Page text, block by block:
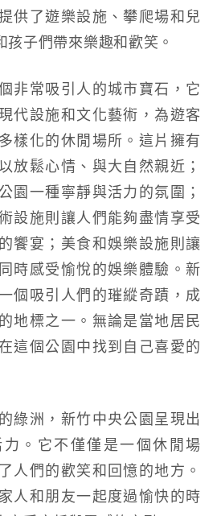
供了遊樂設施、攀爬場和兒
孩子們帶來樂趣和歡笑。
非常吸引人的城市寶石，它
代設施和文化藝術，為遊客
樣化的休閒場所。這片擁有
放鬆心情、與大自然親近；
園一種寧靜與活力的氛圍；
設施則讓人們能夠盡情享受
饗宴；美食和娛樂設施則讓
時感受愉悅的娛樂體驗。新
個吸引人們的璀縱奇蹟，成
地標之一。無論是當地居民
這個公園中找到自己喜愛的
綠洲，新竹中央公園呈現出
。它不僅僅是一個休閒場
人們的歡笑和回憶的地方。
人和朋友一起度過愉快的時